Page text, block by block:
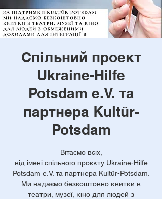
Спільний проект
Ukraine-Hilfe
Potsdam e.V. та
партнера Kultür-
Potsdam
Вітаємо всіх,
від імені спільного проєкту Ukraine-Hilfe
Potsdam e.V. та партнера Kultür-Potsdam.
Ми надаємо безкоштовно квитки в
театри, музеї, кіно для людей з